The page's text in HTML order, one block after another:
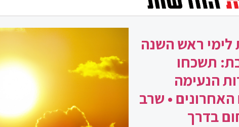
לימי ראש השנה
תשכחו
הנעימה
• שרב
בדרך